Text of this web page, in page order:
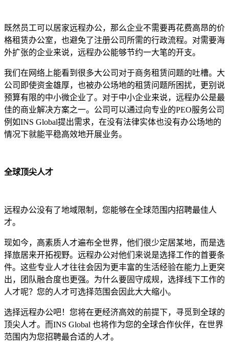
既然员工可以居家远程办公，那么企业不需要再花费高昂的价
格租赁办公室，也避免了注册公司所需的行政流程。对需要海
外扩张的企业来说，远程办公能够节约一大笔的开支。
我们在网络上能看到很多大公司对于商务租赁问题的吐槽。大
公司即使资金雄厚，也被办公场地的租赁问题所困扰，更别说
预算有限的中小微企业了。对于中小企业来说，远程办公是最
佳的商业解决方案之一。公司可以通过向专业的PEO服务公司
例如INS Global提出需求，在没有法律实体也没有办公场地的
情况下就能平稳高效地开展业务。
全球顶尖人才
远程办公没有了地域限制，您能够在全球范围内招聘最佳人
才。
现如今，高素质人才遍布全世界，他们很少定居某地，而是选
择旅居来开拓视野。远程办公对他们来说是选择工作的首要条
件。这些专业人才往往会因为更丰富的生活经验在能力上更突
出，团队融合度也更强。为什么要固守成规，选择线下工作的
人才呢？您的人才可选择范围会因此大大缩小。
选择远程办公吧！您将在更经济高效的前提下，寻觅到全球的
顶尖人才。而INS Global 也将作为您的全球合作伙伴，在世界
范围内为您招聘最合适的人才。